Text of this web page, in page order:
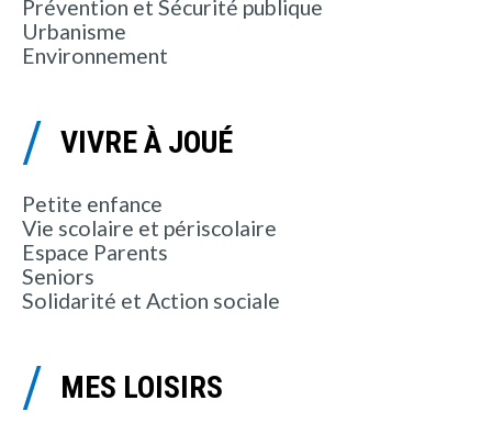
Prévention et Sécurité publique
Urbanisme
Environnement
VIVRE À JOUÉ
Petite enfance
Vie scolaire et périscolaire
Espace Parents
Seniors
Solidarité et Action sociale
MES LOISIRS